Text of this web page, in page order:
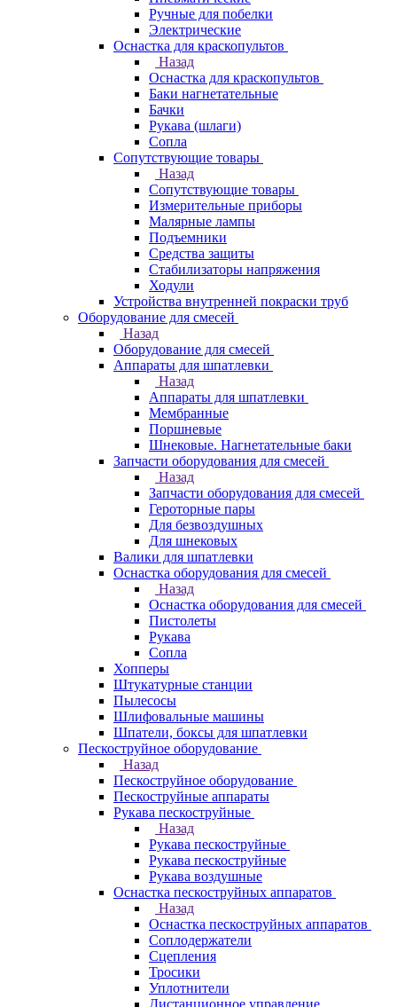
Ручные для побелки
Электрические
Оснастка для краскопультов
Назад
Оснастка для краскопультов
Баки нагнетательные
Бачки
Рукава (шлаги)
Сопла
Сопутствующие товары
Назад
Сопутствующие товары
Измерительные приборы
Малярные лампы
Подъемники
Средства защиты
Стабилизаторы напряжения
Ходули
Устройства внутренней покраски труб
Оборудование для смесей
Назад
Оборудование для смесей
Аппараты для шпатлевки
Назад
Аппараты для шпатлевки
Мембранные
Поршневые
Шнековые. Нагнетательные баки
Запчасти оборудования для смесей
Назад
Запчасти оборудования для смесей
Героторные пары
Для безвоздушных
Для шнековых
Валики для шпатлевки
Оснастка оборудования для смесей
Назад
Оснастка оборудования для смесей
Пистолеты
Рукава
Сопла
Хопперы
Штукатурные станции
Пылесосы
Шлифовальные машины
Шпатели, боксы для шпатлевки
Пескоструйное оборудование
Назад
Пескоструйное оборудование
Пескоструйные аппараты
Рукава пескоструйные
Назад
Рукава пескоструйные
Рукава пескоструйные
Рукава воздушные
Оснастка пескоструйных аппаратов
Назад
Оснастка пескоструйных аппаратов
Соплодержатели
Сцепления
Тросики
Уплотнители
Дистанционное управление